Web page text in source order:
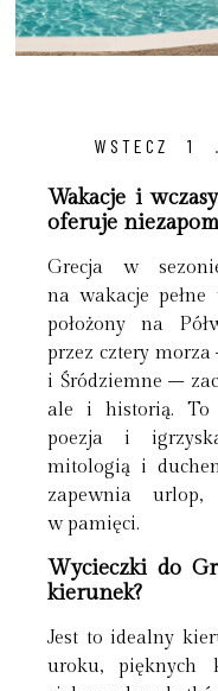
WSTECZ 1
Wakacje i
oferuje
Grecja w
na wakacje
położony na
przez cztery morza
i Śródziemne –
ale i historią. To
poezja i
mitologią i
zapewnia
w pamięci.
Wycieczki do
kierunek?
Jest to idealny
uroku, pięknych